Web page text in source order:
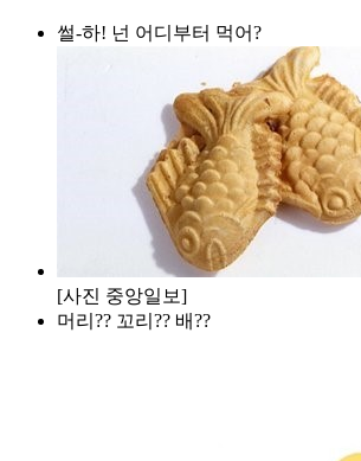
썰-하! 넌 어디부터 먹어?
[사진 중앙일보]
머리?? 꼬리?? 배??